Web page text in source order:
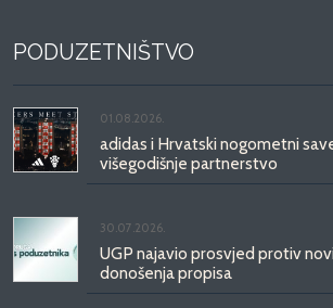
PODUZETNIŠTVO
01.08.2026.
adidas i Hrvatski nogometni
višegodišnje partnerstvo
30.07.2026.
UGP najavio prosvjed protiv
donošenja propisa